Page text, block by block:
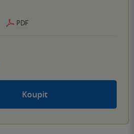
PDF
Koupit